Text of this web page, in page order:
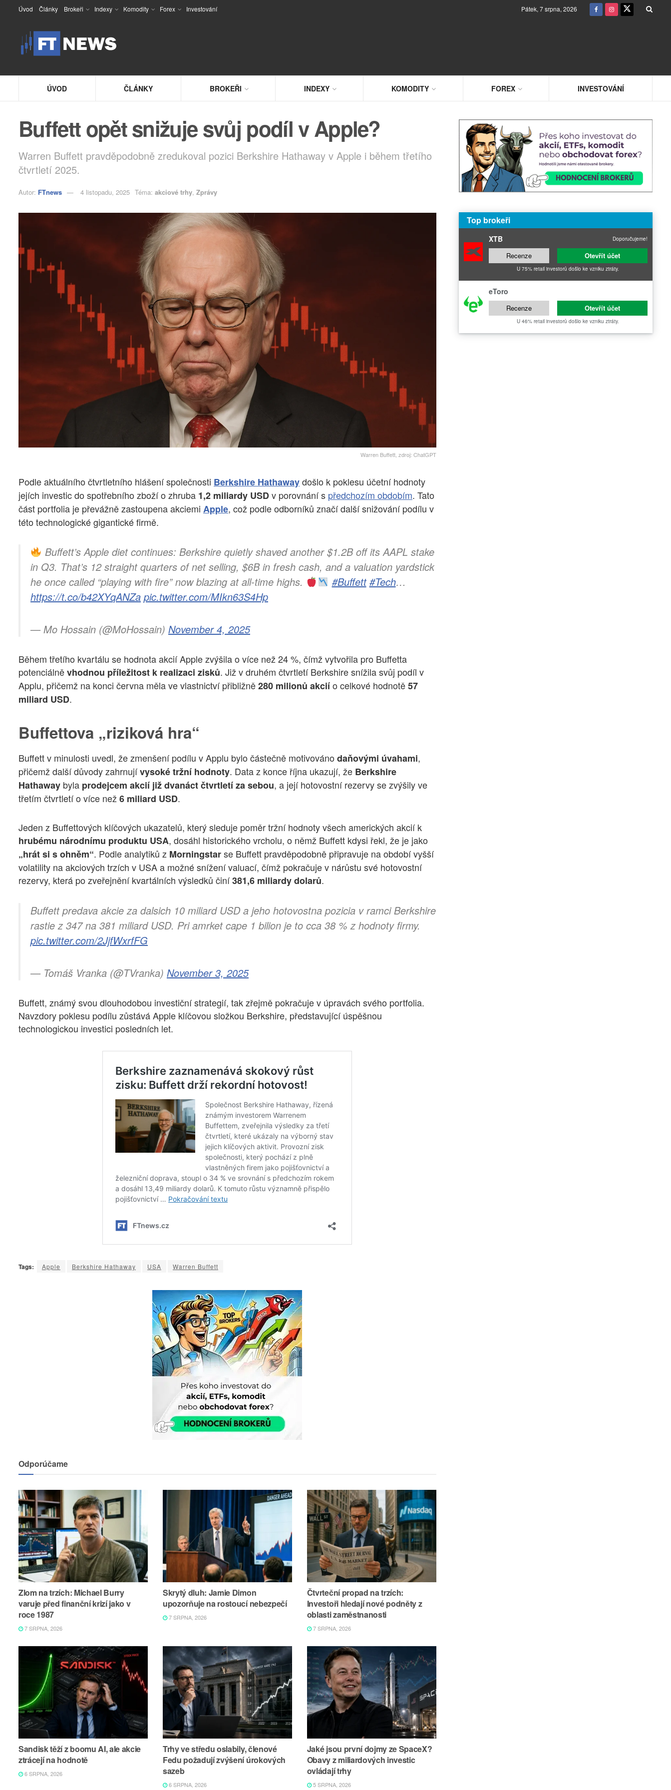
Úvod Články Brokeři Indexy Komodity Forex Investování Pátek, 7 srpna, 2026
ÚVOD ČLÁNKY BROKEŘI INDEXY KOMODITY FOREX INVESTOVÁNÍ
Buffett opět snižuje svůj podíl v Apple?
Warren Buffett pravděpodobně zredukoval pozici Berkshire Hathaway v Apple i během třetího
čtvrtletí 2025.
Autor: FTnews 4 listopadu, 2025 Téma: akciové trhy, Zprávy
Warren Buffett, zdroj: ChatGPT
Podle aktuálního čtvrtletního hlášení společnosti Berkshire Hathawaydošlo k poklesu účetní hodnoty
jejích investic do spotřebního zboží o zhruba 1,2 miliardy USDv porovnání s předchozím obdobím. Tato
část portfolia je převážně zastoupena akciemi Apple, což podle odborníků značí další snižování podílu v
této technologické gigantické firmě.
Buffett’s Apple diet continues: Berkshire quietly shaved another $1.2B off its AAPL stake
in Q3. That’s 12 straight quarters of net selling, $6B in fresh cash, and a valuation yardstick
he once called “playing with fire” now blazing at all-time highs.
#Buffett #Tech…
https://t.co/b42XYqANZa pic.twitter.com/MIkn63S4Hp
— Mo Hossain (@MoHossain) November 4, 2025
Během třetího kvartálu se hodnota akcií Apple zvýšila o více než 24 %, čímž vytvořila pro Buffetta
potenciálněvhodnou příležitost k realizaci zisků. Již v druhém čtvrtletí Berkshire snížila svůj podíl v
Applu, přičemž na konci června měla ve vlastnictví přibližně280 milionů akciío celkové hodnotě57
miliard USD.
Buffettova „riziková hra“
Buffett v minulosti uvedl, že zmenšení podílu v Applu bylo částečně motivováno daňovými úvahami,
přičemž další důvody zahrnujívysoké tržní hodnoty. Data z konce října ukazují, že Berkshire
Hathaway byla prodejcem akcií již dvanáct čtvrtletí za sebou, a její hotovostní rezervy se zvýšily ve
třetím čtvrtletí o více než 6 miliard USD.
Jeden z Buffettových klíčových ukazatelů, který sleduje poměr tržní hodnoty všech amerických akcií k
hrubému národnímu produktu USA, dosáhl historického vrcholu, o němž Buffett kdysi řekl, že je jako
„hrát si s ohněm“. Podle analytiků z Morningstarse Buffett pravděpodobně připravuje na období vyšší
volatility na akciových trzích v USA a možné snížení valuací, čímž pokračuje v nárůstu své hotovostní
rezervy, která po zveřejnění kvartálních výsledků činí381,6 miliardy dolarů.
Buffett predava akcie za dalsich 10 miliard USD a jeho hotovostna pozicia v ramci Berkshire
rastie z 347 na 381 miliard USD. Pri amrket cape 1 bilion je to cca 38 % z hodnoty firmy.
pic.twitter.com/2JjfWxrfFG
— Tomáš Vranka (@TVranka) November 3, 2025
Buffett, známý svou dlouhodobou investiční strategií, tak zřejmě pokračuje v úpravách svého portfolia.
Navzdory poklesu podílu zůstává Apple klíčovou složkou Berkshire, představující úspěšnou
technologickou investici posledních let.
Tags: Apple Berkshire Hathaway USA Warren Buffett
Odporúčame
Zlom na trzích: Michael Burry
varuje před finanční krizí jako v
roce 1987
7 SRPNA, 2026
Skrytý dluh: Jamie Dimon
upozorňuje na rostoucí nebezpečí
7 SRPNA, 2026
Čtvrteční propad na trzích:
Investoři hledají nové podněty z
oblasti zaměstnanosti
7 SRPNA, 2026
Sandisk těží z boomu AI, ale akcie
ztrácejí na hodnotě
6 SRPNA, 2026
Trhy ve středu oslabily, členové
Fedu požadují zvýšení úrokových
sazeb
6 SRPNA, 2026
Jaké jsou první dojmy ze SpaceX?
Obavy z miliardových investic
ovládají trhy
5 SRPNA, 2026
Top brokeři
XTB Doporučujeme!
Recenze Otevřít účet
U 75% retail investorů došlo ke vzniku ztráty.
eToro
Recenze Otevřít účet
U 46% retail investorů došlo ke vzniku ztráty.